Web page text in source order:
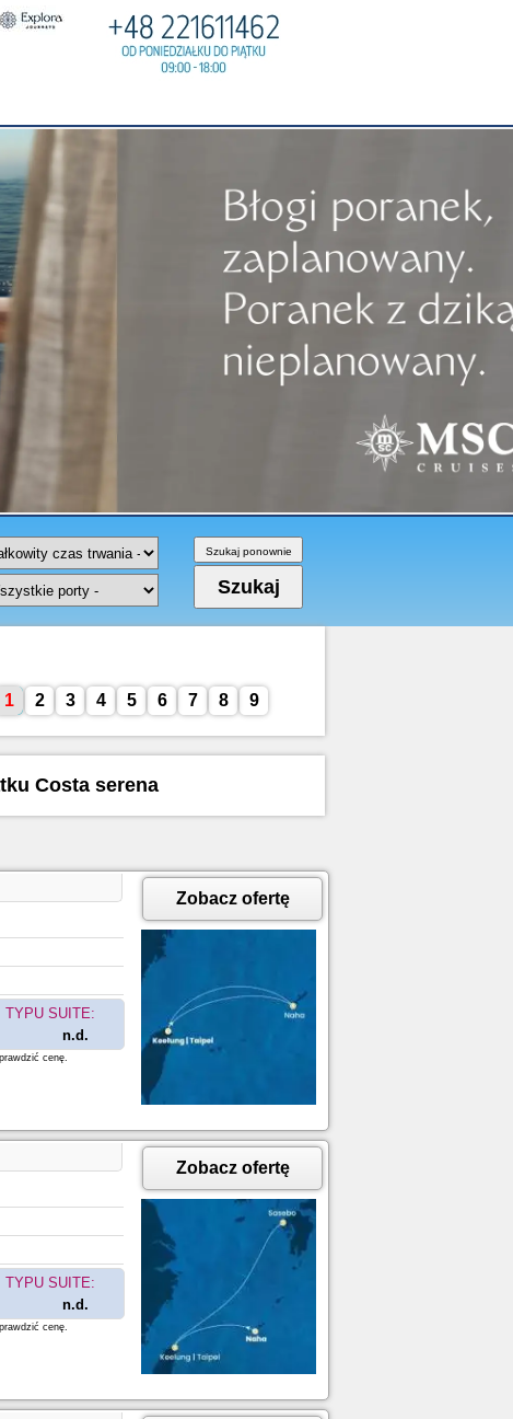
9
8
7
6
5
4
3
2
1
Costa serena
TYPU SUITE:
n.d.
Zobacz ofertę
cenę.
TYPU SUITE:
n.d.
Zobacz ofertę
cenę.